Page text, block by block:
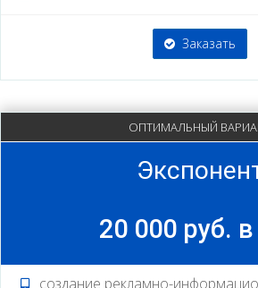
Заказать
ОПТИМАЛЬНЫЙ
20 000 руб.
cоздание рекламно-